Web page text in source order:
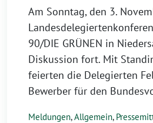
Am Sonntag, den 3.
90/DIE GRÜNEN in
Diskussion fort. Mit
feierten die Delegierten
Bewerber für den
Meldungen,Allgemein,